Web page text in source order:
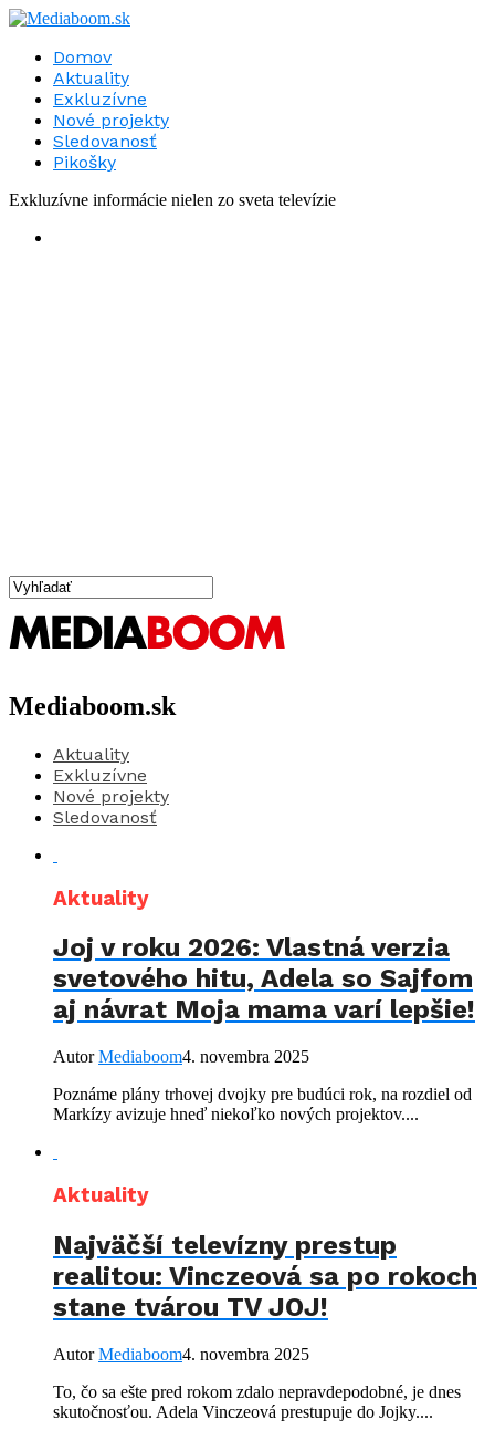
Domov
Aktuality
Exkluzívne
Nové projekty
Sledovanosť
Pikošky
Exkluzívne informácie nielen zo sveta televízie
Mediaboom.sk
Aktuality
Exkluzívne
Nové projekty
Sledovanosť
Aktuality
Joj v roku 2026: Vlastná verzia
svetového hitu, Adela so Sajfom
aj návrat Moja mama varí lepšie!
AutorMediaboom4. novembra 2025
Poznáme plány trhovej dvojky pre budúci rok, na rozdiel od
Markízy avizuje hneď niekoľko nových projektov....
Aktuality
Najväčší televízny prestup
realitou: Vinczeová sa po rokoch
stane tvárou TV JOJ!
AutorMediaboom4. novembra 2025
To, čo sa ešte pred rokom zdalo nepravdepodobné, je dnes
skutočnosťou. Adela Vinczeová prestupuje do Jojky....